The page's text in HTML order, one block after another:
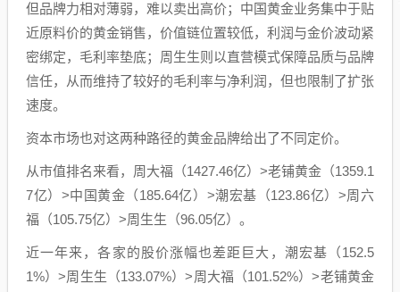
但品牌力相对薄弱，难以卖出高价；中国黄金业务集中于贴
近原料价的黄金销售，价值链位置较低，利润与金价波动紧
密绑定，毛利率垫底；周生生则以直营模式保障品质与品牌
信任，从而维持了较好的毛利率与净利润，但也限制了扩张
速度。
资本市场也对这两种路径的黄金品牌给出了不同定价。
从市值排名来看，周大福（1427.46亿）>老铺黄金（1359.1
7亿）>中国黄金（185.64亿）>潮宏基（123.86亿）>周六
福（105.75亿）>周生生（96.05亿）。
近一年来，各家的股价涨幅也差距巨大，潮宏基（152.5
1%）>周生生（133.07%）>周大福（101.52%）>老铺黄金